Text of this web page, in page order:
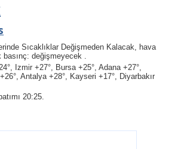
Sıcaklıklar Değişmeden Kalacak, hava
basınç: değişmeyecek .
Izmir +27°, Bursa +25°, Adana +27°,
Antalya +28°, Kayseri +17°, Diyarbakır
20:25.